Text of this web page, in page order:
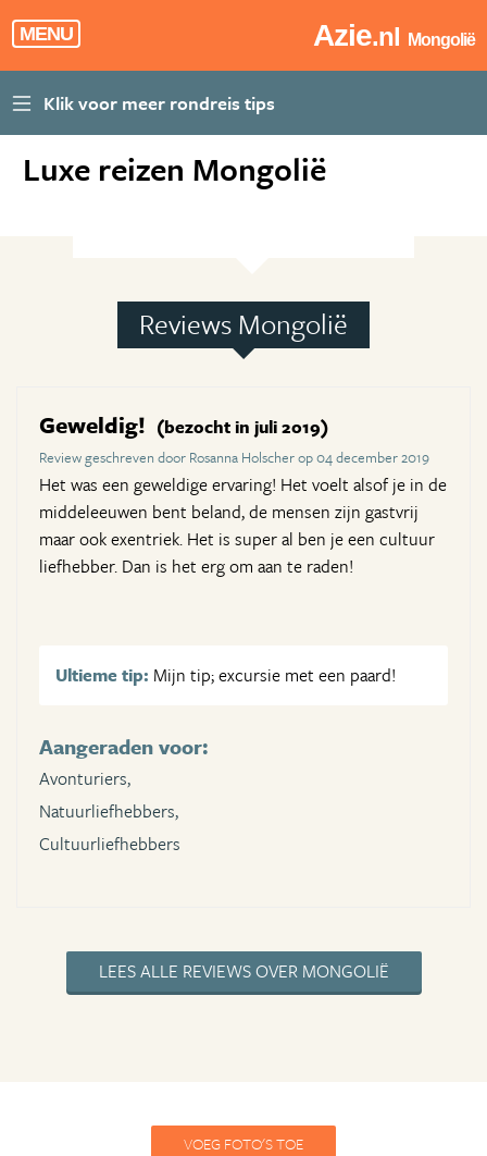
MENU Azie.nl Mongolië
Luxe reizen Mongolië
Reviews Mongolië
Geweldig! (bezocht in juli 2019)
Review geschreven door Rosanna Holscher op 04 december 2019
Het was een geweldige ervaring! Het voelt alsof je in de
middeleeuwen bent beland, de mensen zijn gastvrij
maar ook exentriek. Het is super al ben je een cultuur
liefhebber. Dan is het erg om aan te raden!
Ultieme tip: Mijn tip; excursie met een paard!
Aangeraden voor:
Avonturiers,
Natuurliefhebbers,
Cultuurliefhebbers
LEES ALLE REVIEWS OVER MONGOLIË
VOEG FOTO'S TOE